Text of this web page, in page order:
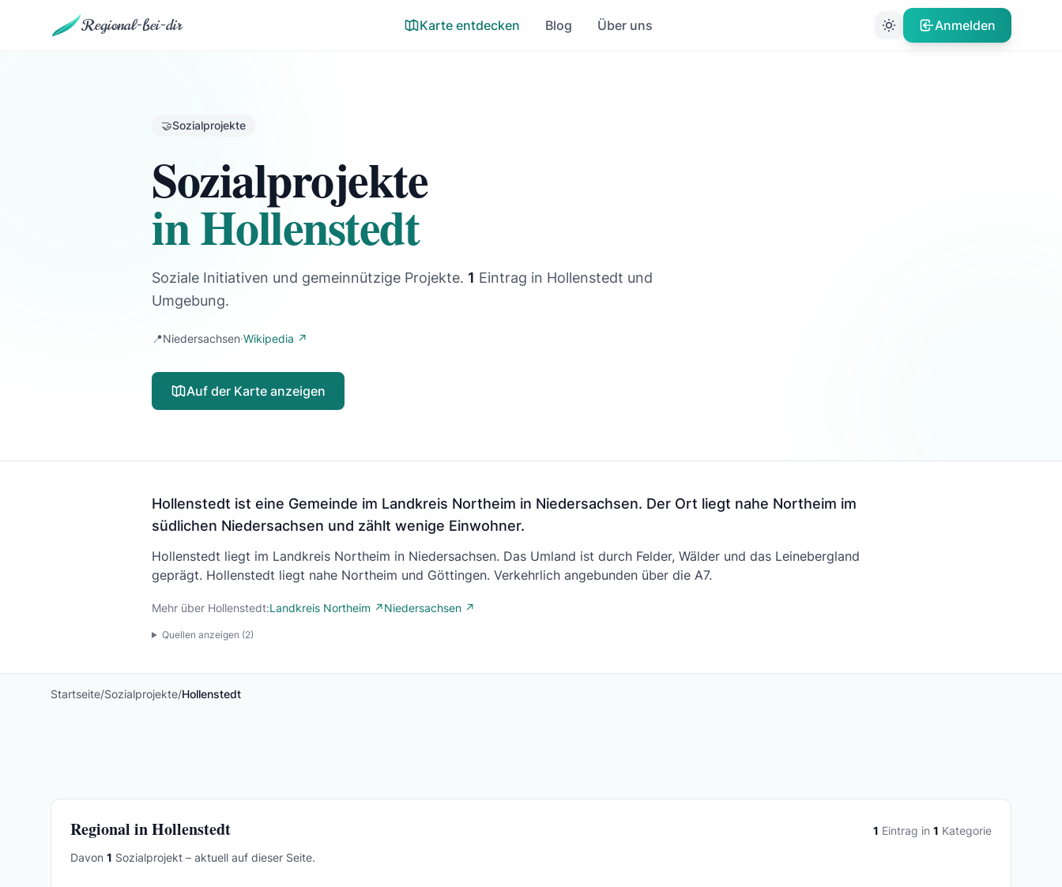
Regional-bei-dir Karte entdecken Blog Über uns Anmelden
🤝Sozialprojekte
Sozialprojekte
in Hollenstedt
Soziale Initiativen und gemeinnützige Projekte. 1 Eintrag in Hollenstedt und
Umgebung.
📍Niedersachsen·Wikipedia ↗
Auf der Karte anzeigen
Hollenstedt ist eine Gemeinde im Landkreis Northeim in Niedersachsen. Der Ort liegt nahe Northeim im
südlichen Niedersachsen und zählt wenige Einwohner.
Hollenstedt liegt im Landkreis Northeim in Niedersachsen. Das Umland ist durch Felder, Wälder und das Leinebergland
geprägt. Hollenstedt liegt nahe Northeim und Göttingen. Verkehrlich angebunden über die A7.
Mehr über Hollenstedt:Landkreis Northeim ↗Niedersachsen ↗
Quellen anzeigen (2)
Startseite/Sozialprojekte/Hollenstedt
Regional in Hollenstedt 1 Eintrag in 1 Kategorie
Davon 1 Sozialprojekt – aktuell auf dieser Seite.